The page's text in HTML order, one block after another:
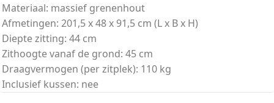
Materiaal: massief grenenhout
Afmetingen: 201,5 x 48 x 91,5 cm (L x B x H)
Diepte zitting: 44 cm
Zithoogte vanaf de grond: 45 cm
Draagvermogen (per zitplek): 110 kg
Inclusief kussen: nee